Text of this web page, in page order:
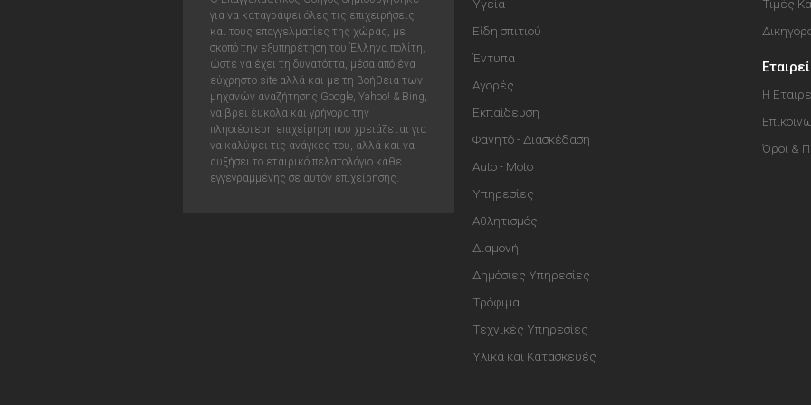
για να καταγράψει όλες τις επιχειρήσεις
και τους επαγγελματίες της χώρας, με
σκοπό την εξυπηρέτηση του Έλληνα πολίτη,
ώστε να έχει τη δυνατόττα, μέσα από ένα
εύχρηστο site αλλά και με τη βοήθεια των
μηχανών αναζήτησης Google, Yahoo! & Bing,
να βρει έυκολα και γρήγορα την
πλησιέστερη επιχείρηση που χρειάζεται για
να καλύψει τις ανάγκες του, αλλά και να
αυξήσει το εταιρικό πελατολόγιο κάθε
εγγεγραμμένης σε αυτόν επιχείρησης.
Υγεία
Είδη σπιτιού
Έντυπα
Αγορές
Εκπαίδευση
Φαγητό - Διασκέδαση
Auto - Moto
Υπηρεσίες
Αθλητισμός
Διαμονή
Δημόσιες Υπηρεσίες
Τρόφιμα
Τεχνικές Υπηρεσίες
Υλικά και Κατασκευές
Τιμές
Η
Όροι &